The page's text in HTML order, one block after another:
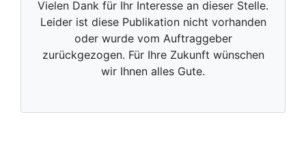
Vielen Dank für Ihr Interesse an dieser Stelle.
Leider ist diese Publikation nicht vorhanden
oder wurde vom Auftraggeber
zurückgezogen. Für Ihre Zukunft wünschen
wir Ihnen alles Gute.